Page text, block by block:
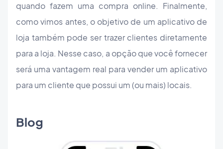
quando fazem uma compra online. Finalmente,
como vimos antes, o objetivo de um aplicativo de
loja também pode ser trazer clientes diretamente
para a loja. Nesse caso, a opção que você fornecer
será uma vantagem real para vender um aplicativo
para um cliente que possui um (ou mais) locais.
Blog